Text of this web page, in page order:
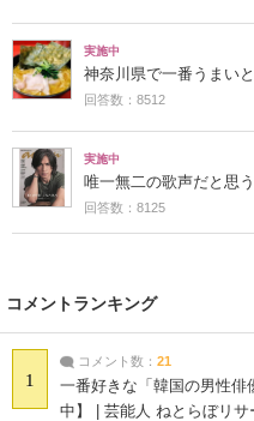
実施中
神奈川県で一番うまい
回答数：8512
実施中
唯一無二の歌声だと思
回答数：8125
コメントランキング
1
コメント数： 21
一番好きな「韓国の男性俳
中】 | 芸能人 ねとらぼリサ